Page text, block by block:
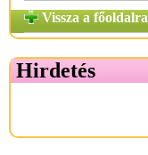
Vissza a főoldalra
Hirdetés